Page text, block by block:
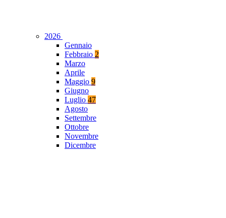
2026
Gennaio
Febbraio 2
Marzo
Aprile
Maggio 9
Giugno
Luglio 47
Agosto
Settembre
Ottobre
Novembre
Dicembre